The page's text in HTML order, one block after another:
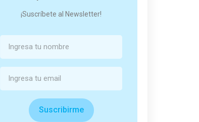
¡Suscríbete al Newsletter!
Suscribirme